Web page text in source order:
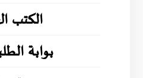
الكتب
بوابة